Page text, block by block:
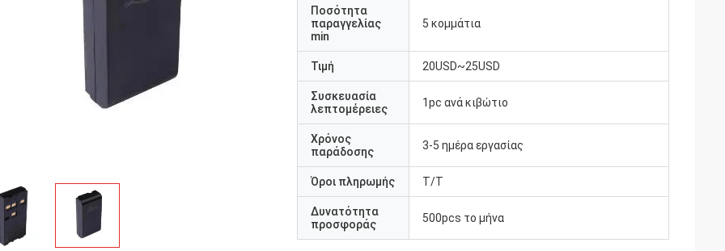
Ποσότητα
παραγγελίας
min
5 κομμάτια
Τιμή 20USD~25USD
Συσκευασία
λεπτομέρειες
1pc ανά κιβώτιο
Χρόνος
παράδοσης
3-5 ημέρα εργασίας
Όροι πληρωμής T/T
Δυνατότητα
προσφοράς
500pcs το μήνα